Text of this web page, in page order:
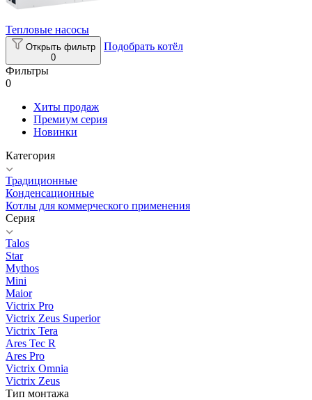
Тепловые насосы
Открыть фильтр
0
Подобрать котёл
Фильтры
0
Хиты продаж
Премиум серия
Новинки
Категория
Традиционные
Конденсационные
Котлы для коммерческого применения
Серия
Talos
Star
Mythos
Mini
Maior
Victrix Pro
Victrix Zeus Superior
Victrix Tera
Ares Tec R
Ares Pro
Victrix Omnia
Victrix Zeus
Тип монтажа